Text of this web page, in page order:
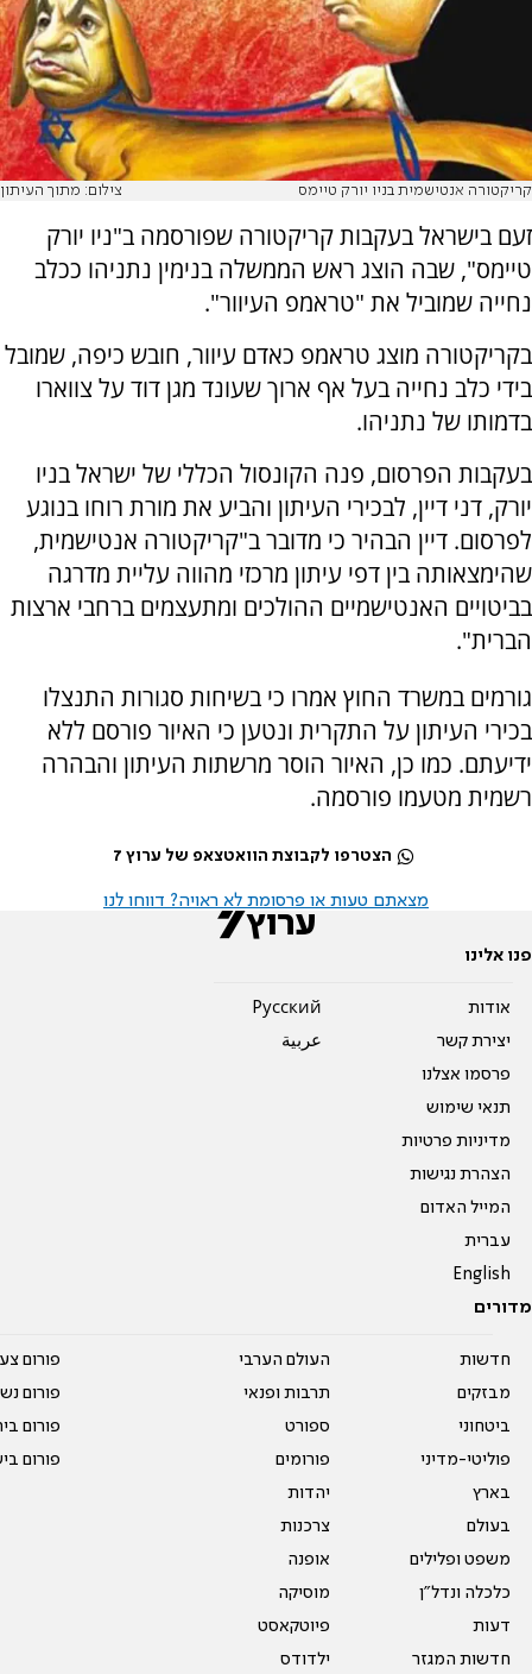
קריקטורה אנטישמית בניו יורק טיימס צילום: מתוך העיתון
זעם בישראל בעקבות קריקטורה שפורסמה ב"ניו יורק
טיימס", שבה הוצג ראש הממשלה בנימין נתניהו ככלב
נחייה שמוביל את "טראמפ העיוור".
בקריקטורה מוצג טראמפ כאדם עיוור, חובש כיפה, שמובל
בידי כלב נחייה בעל אף ארוך שעונד מגן דוד על צווארו
בדמותו של נתניהו.
בעקבות הפרסום, פנה הקונסול הכללי של ישראל בניו
יורק, דני דיין, לבכירי העיתון והביע את מורת רוחו בנוגע
לפרסום. דיין הבהיר כי מדובר ב"קריקטורה אנטישמית,
שהימצאותה בין דפי עיתון מרכזי מהווה עליית מדרגה
בביטויים האנטישמיים ההולכים ומתעצמים ברחבי ארצות
הברית".
גורמים במשרד החוץ אמרו כי בשיחות סגורות התנצלו
בכירי העיתון על התקרית ונטען כי האיור פורסם ללא
ידיעתם. כמו כן, האיור הוסר מרשתות העיתון והבהרה
רשמית מטעמו פורסמה.
הצטרפו לקבוצת הוואטצאפ של ערוץ 7
מצאתם טעות או פרסומת לא ראויה? דווחו לנו
פנו אלינו
אודות
יצירת קשר
פרסמו אצלנו
תנאי שימוש
מדיניות פרטיות
הצהרת נגישות
המייל האדום
עברית
English
Pусский
عربية
מדורים
חדשות
מבזקים
ביטחוני
פוליטי-מדיני
בארץ
בעולם
משפט ופלילים
כלכלה ונדל"ן
דעות
חדשות המגזר
העולם הערבי
תרבות ופנאי
ספורט
פורומים
יהדות
צרכנות
אופנה
מוסיקה
פיוטקאסט
ילדודס
פורום
פורום
פורום
פורום